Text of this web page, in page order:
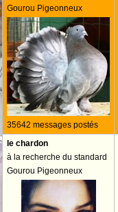
Gourou Pigeonneux
35642 messages postés
le chardon
à la recherche du standard
Gourou Pigeonneux